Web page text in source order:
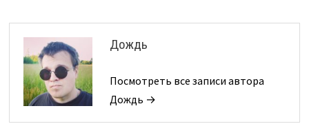
Дождь
Посмотреть все записи автора
Дождь →